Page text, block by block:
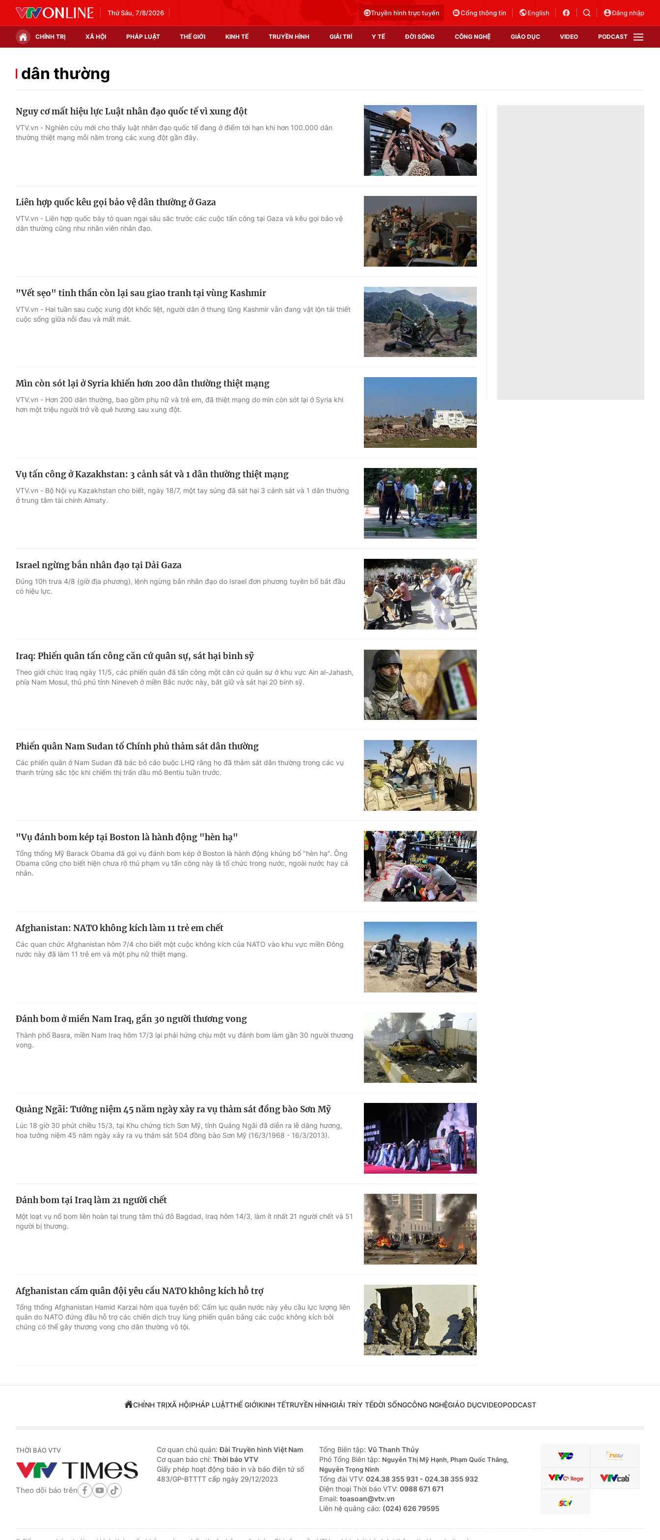
Thứ Sáu, 7/8/2026 Truyền hình trực tuyến Cổng thông tin English Đăng nhập
CHÍNH TRỊ XÃ HỘI PHÁP LUẬT THẾ GIỚI KINH TẾ TRUYỀN HÌNH GIẢI TRÍ Y TẾ ĐỜI SỐNG CÔNG NGHỆ GIÁO DỤC VIDEO PODCAST
Chính trị
Thế giới đó đây
Thị trường
Video
Shorts video
Podcast
EMagazine
Photo
Infographic
Góc ảnh
Điện ảnh
Âm nhạc
Sao
Làm đẹp
Học trực tuyến
Công nghệ
Hitech Công nghệ tương lai
Sản phẩm
Thị trường
Tư vấn
VTV Sức khoẻ
dân thường
Nguy cơ mất hiệu lực Luật nhân đạo quốc tế vì xung đột
VTV.vn - Nghiên cứu mới cho thấy luật nhân đạo quốc tế đang ở điểm tới hạn khi hơn 100.000 dân
thường thiệt mạng mỗi năm trong các xung đột gần đây.
Liên hợp quốc kêu gọi bảo vệ dân thường ở Gaza
VTV.vn - Liên hợp quốc bày tỏ quan ngại sâu sắc trước các cuộc tấn công tại Gaza và kêu gọi bảo vệ
dân thường cũng như nhân viên nhân đạo.
"Vết sẹo" tinh thần còn lại sau giao tranh tại vùng Kashmir
VTV.vn - Hai tuần sau cuộc xung đột khốc liệt, người dân ở thung lũng Kashmir vẫn đang vật lộn tái thiết
cuộc sống giữa nỗi đau và mất mát.
Mìn còn sót lại ở Syria khiến hơn 200 dân thường thiệt mạng
VTV.vn - Hơn 200 dân thường, bao gồm phụ nữ và trẻ em, đã thiệt mạng do mìn còn sót lại ở Syria khi
hơn một triệu người trở về quê hương sau xung đột.
Vụ tấn công ở Kazakhstan: 3 cảnh sát và 1 dân thường thiệt mạng
VTV.vn - Bộ Nội vụ Kazakhstan cho biết, ngày 18/7, một tay súng đã sát hại 3 cảnh sát và 1 dân thường
ở trung tâm tài chính Almaty.
Israel ngừng bắn nhân đạo tại Dải Gaza
Đúng 10h trưa 4/8 (giờ địa phương), lệnh ngừng bắn nhân đạo do Israel đơn phương tuyên bố bắt đầu
có hiệu lực.
Iraq: Phiến quân tấn công căn cứ quân sự, sát hại binh sỹ
Theo giới chức Iraq ngày 11/5, các phiến quân đã tấn công một căn cứ quân sự ở khu vực Ain al-Jahash,
phía Nam Mosul, thủ phủ tỉnh Nineveh ở miền Bắc nước này, bắt giữ và sát hại 20 binh sỹ.
Phiến quân Nam Sudan tố Chính phủ thảm sát dân thường
Các phiến quân ở Nam Sudan đã bác bỏ cáo buộc LHQ rằng họ đã thảm sát dân thường trong các vụ
thanh trừng sắc tộc khi chiếm thị trấn dầu mỏ Bentiu tuần trước.
"Vụ đánh bom kép tại Boston là hành động "hèn hạ"
Tổng thống Mỹ Barack Obama đã gọi vụ đánh bom kép ở Boston là hành động khủng bố "hèn hạ". Ông
Obama cũng cho biết hiện chưa rõ thủ phạm vụ tấn công này là tổ chức trong nước, ngoài nước hay cá
nhân.
Afghanistan: NATO không kích làm 11 trẻ em chết
Các quan chức Afghanistan hôm 7/4 cho biết một cuộc không kích của NATO vào khu vực miền Đông
nước này đã làm 11 trẻ em và một phụ nữ thiệt mạng.
Đánh bom ở miền Nam Iraq, gần 30 người thương vong
Thành phố Basra, miền Nam Iraq hôm 17/3 lại phải hứng chịu một vụ đánh bom làm gần 30 người thương
vong.
Quảng Ngãi: Tưởng niệm 45 năm ngày xảy ra vụ thảm sát đồng bào Sơn Mỹ
Lúc 18 giờ 30 phút chiều 15/3, tại Khu chứng tích Sơn Mỹ, tỉnh Quảng Ngãi đã diễn ra lễ dâng hương,
hoa tưởng niệm 45 năm ngày xảy ra vụ thảm sát 504 đồng bào Sơn Mỹ (16/3/1968 - 16/3/2013).
Đánh bom tại Iraq làm 21 người chết
Một loạt vụ nổ bom liên hoàn tại trung tâm thủ đô Bagdad, Iraq hôm 14/3, làm ít nhất 21 người chết và 51
người bị thương.
Afghanistan cấm quân đội yêu cầu NATO không kích hỗ trợ
Tổng thống Afghanistan Hamid Karzai hôm qua tuyên bố: Cấm lục quân nước này yêu cầu lực lượng liên
quân do NATO đứng đầu hỗ trợ các chiến dịch truy lùng phiến quân bằng các cuộc không kích bởi
chúng có thể gây thương vong cho dân thường vô tội.
CHÍNH TRỊXÃ HỘIPHÁP LUẬTTHẾ GIỚIKINH TẾTRUYỀN HÌNHGIẢI TRÍY TẾĐỜI SỐNGCÔNG NGHỆGIÁO DỤCVIDEOPODCAST
THỜI BÁO VTV
Theo dõi báo trên
Cơ quan chủ quản:Đài Truyền hình Việt Nam
Cơ quan báo chí: Thời báo VTV
Giấy phép hoạt động báo in và báo điện tử số
483/GP-BTTTT cấp ngày 29/12/2023
Tổng Biên tập: Vũ Thanh Thủy
Phó Tổng Biên tập: Nguyễn Thị Mỹ Hạnh, Phạm Quốc Thắng,
Nguyễn Trọng Ninh
Tổng đài VTV: 024.38 355 931 - 024.38 355 932
Ðiện thoại Thời báo VTV: 0988 671 671
Email: toasoan@vtv.vn
Liên hệ quảng cáo: (024) 626 79595